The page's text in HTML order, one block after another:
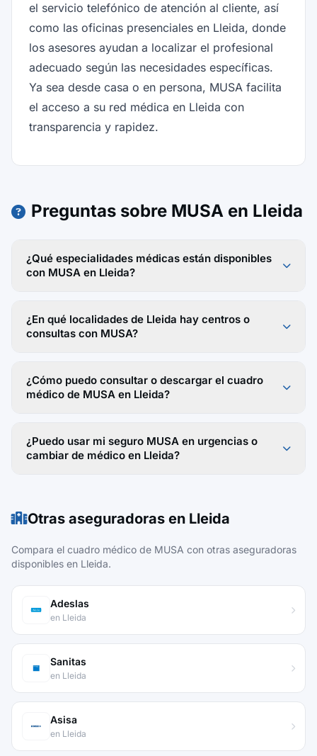
el servicio telefónico de atención al cliente, así
como las oficinas presenciales en Lleida, donde
los asesores ayudan a localizar el profesional
adecuado según las necesidades específicas.
Ya sea desde casa o en persona, MUSA facilita
el acceso a su red médica en Lleida con
transparencia y rapidez.
Preguntas sobre MUSA en Lleida
¿Qué especialidades médicas están disponibles
con MUSA en Lleida?
¿En qué localidades de Lleida hay centros o
consultas con MUSA?
¿Cómo puedo consultar o descargar el cuadro
médico de MUSA en Lleida?
¿Puedo usar mi seguro MUSA en urgencias o
cambiar de médico en Lleida?
Otras aseguradoras en Lleida
Compara el cuadro médico de MUSA con otras aseguradoras
disponibles en Lleida.
Adeslas
en Lleida
Sanitas
en Lleida
Asisa
en Lleida